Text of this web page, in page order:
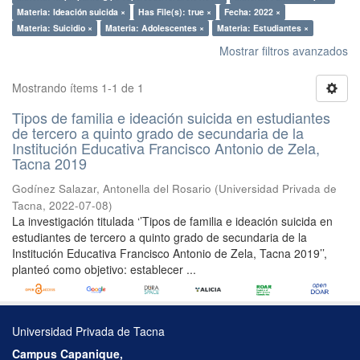
Materia: Ideación suicida ×
Has File(s): true ×
Fecha: 2022 ×
Materia: Suicidio ×
Materia: Adolescentes × Materia: Estudiantes ×
Mostrar filtros avanzados
Mostrando ítems 1-1 de 1
Tipos de familia e ideación suicida en estudiantes
de tercero a quinto grado de secundaria de la
Institución Educativa Francisco Antonio de Zela,
Tacna 2019
Godínez Salazar, Antonella del Rosario (Universidad Privada de
Tacna, 2022-07-08)
La investigación titulada ‘’Tipos de familia e ideación suicida en
estudiantes de tercero a quinto grado de secundaria de la
Institución Educativa Francisco Antonio de Zela, Tacna 2019’’,
planteó como objetivo: establecer ...
Universidad Privada de Tacna
Campus Capanique,